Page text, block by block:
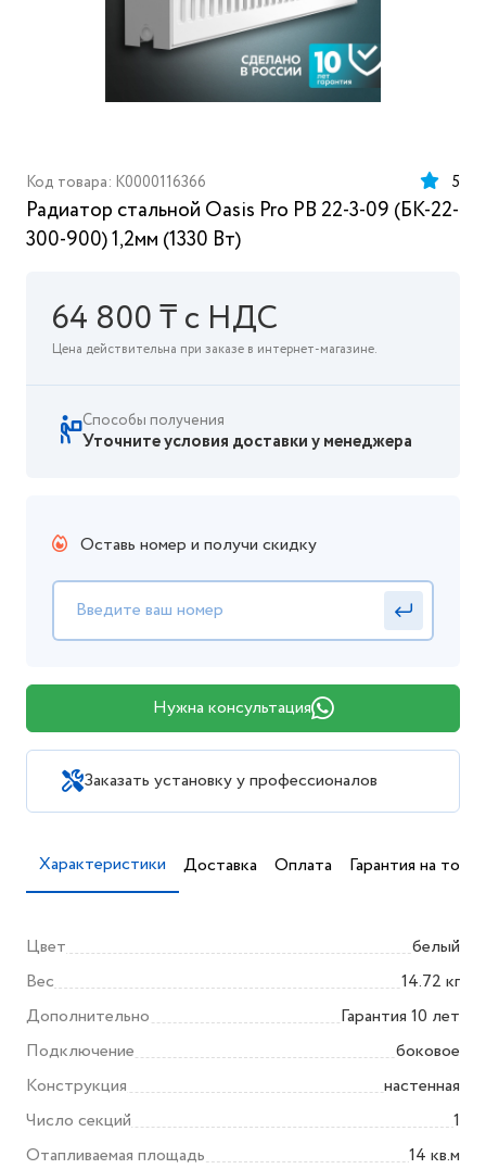
Код товара: K0000116366 5
Радиатор стальной Oasis Pro PB 22-3-09 (БК-22-
300-900) 1,2мм (1330 Вт)
64 800 ₸ с НДС
Цена действительна при заказе в интернет-магазине.
Способы получения
Уточните условия доставки у менеджера
Оставь номер и получи скидку
Нужна консультация
Заказать установку у профессионалов
Характеристики Доставка Оплата Гарантия на товар
Цвет
белый
Вес
14.72 кг
Дополнительно
Гарантия 10 лет
Подключение
боковое
Конструкция
настенная
Число секций
1
Отапливаемая площадь
14 кв.м